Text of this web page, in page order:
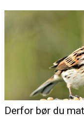
Derfor bør du